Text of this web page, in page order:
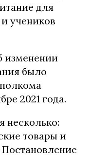
для
учеников
изменении
было
2021 года.
несколько:
товары и